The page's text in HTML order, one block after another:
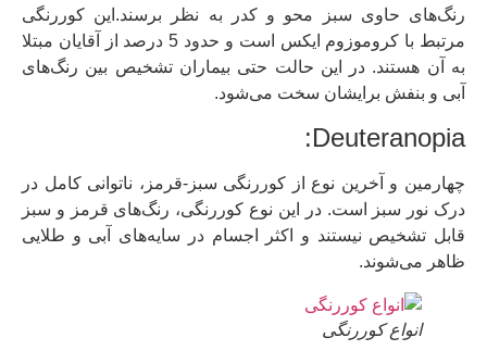
رنگ‌های حاوی سبز محو و کدر به نظر برسند.این کوررنگی
مرتبط با کروموزوم ایکس است و حدود 5 درصد از آقایان مبتلا
به آن هستند. در این حالت حتی بیماران تشخیص بین رنگ‌های
آبی و بنفش برایشان سخت می‌شود.
Deuteranopia:
چهارمین و آخرین نوع از کوررنگی سبز-قرمز، ناتوانی کامل در
درک نور سبز است. در این نوع کوررنگی، رنگ‌های قرمز و سبز
قابل تشخیص نیستند و اکثر اجسام در سایه‌های آبی و طلایی
ظاهر می‌شوند.
انواع کوررنگی